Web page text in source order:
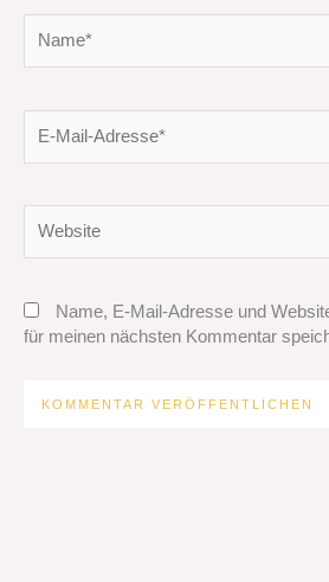
Mail-
Name, E-Mail-Adresse und
für meinen nächsten Kommentar